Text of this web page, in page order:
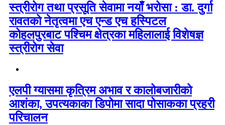
स्त्रीरोग तथा प्रसूति सेवामा नयाँ भरोसा : डा. दुर्गा
रावतको नेतृत्वमा एच एन्ड एच हस्पिटल
कोहलपुरबाट पश्चिम क्षेत्रका महिलालाई विशेषज्ञ
स्त्रीरोग सेवा
एलपी ग्यासमा कृत्रिम अभाव र कालोबजारीको
आशंका, उपत्यकाका डिपोमा सादा पोसाकका प्रहरी
परिचालन